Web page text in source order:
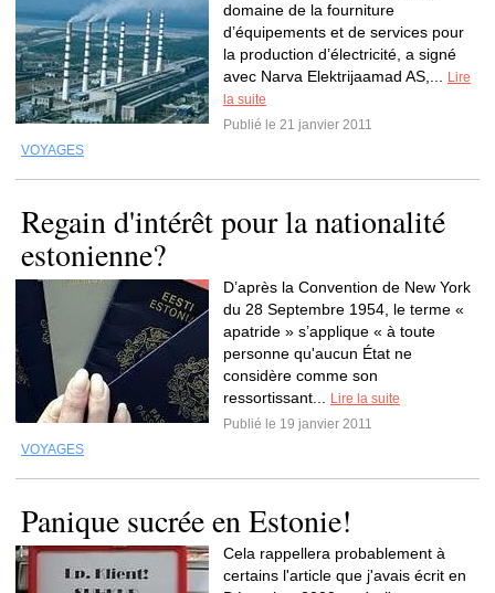
domaine de la fourniture
d’équipements et de services pour
la production d’électricité, a signé
avec Narva Elektrijaamad AS,...
Lire
la suite
Publié le 21 janvier 2011
VOYAGES
Regain d'intérêt pour la nationalité
estonienne?
D’après la Convention de New York
du 28 Septembre 1954, le terme «
apatride » s’applique « à toute
personne qu'aucun État ne
considère comme son
ressortissant...
Lire la suite
Publié le 19 janvier 2011
VOYAGES
Panique sucrée en Estonie!
Cela rappellera probablement à
certains l'article que j'avais écrit en